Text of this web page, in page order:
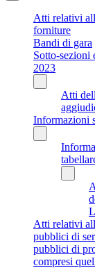
Atti relativi
forniture
Bandi di gara
Sotto-sezioni
2023
Atti
Informazioni
Atti relativi
pubblici di
pubblici di
compresi